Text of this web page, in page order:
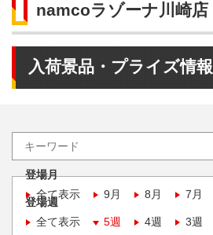
namcoラゾーナ川崎店
入荷景品・プライズ情報
登場月
全て表示
9月 8月 7月
登場週
全て表示
5週 4週 3週